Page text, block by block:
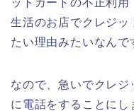
生活のお店でクレジッ
たい理由みたいなんで
なので、急いでクレ
に電話をすることに